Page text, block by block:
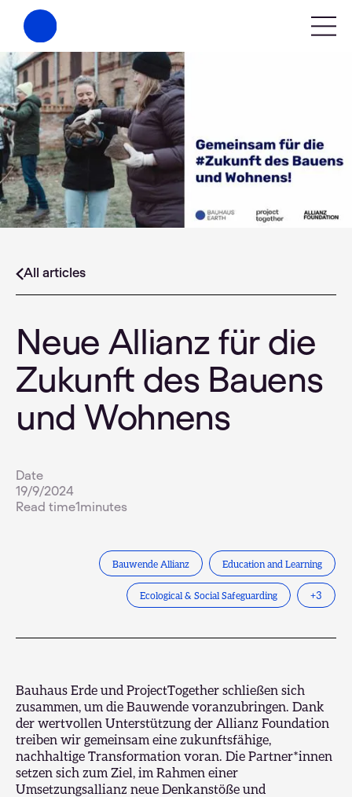
All articles
Neue Allianz für die
Zukunft des Bauens
und Wohnens
Bauwende Allianz Education and Learning
Ecological & Social Safeguarding +3
Date
19/9/2024
Read time1minutes
Bauhaus Erde und ProjectTogether schließen sich
zusammen, um die Bauwende voranzubringen. Dank
der wertvollen Unterstützung der Allianz Foundation
treiben wir gemeinsam eine zukunftsfähige,
nachhaltige Transformation voran. Die Partner*innen
setzen sich zum Ziel, im Rahmen einer
Umsetzungsallianz neue Denkanstöße und